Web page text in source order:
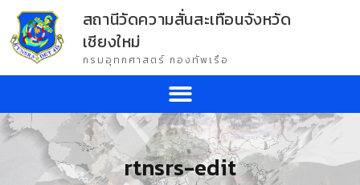
สถานีวัดความสั่นสะเทือนจังหวัด
เชียงใหม่
กรมอุทกศาสตร์ กองทัพเรือ
rtnsrs-edit